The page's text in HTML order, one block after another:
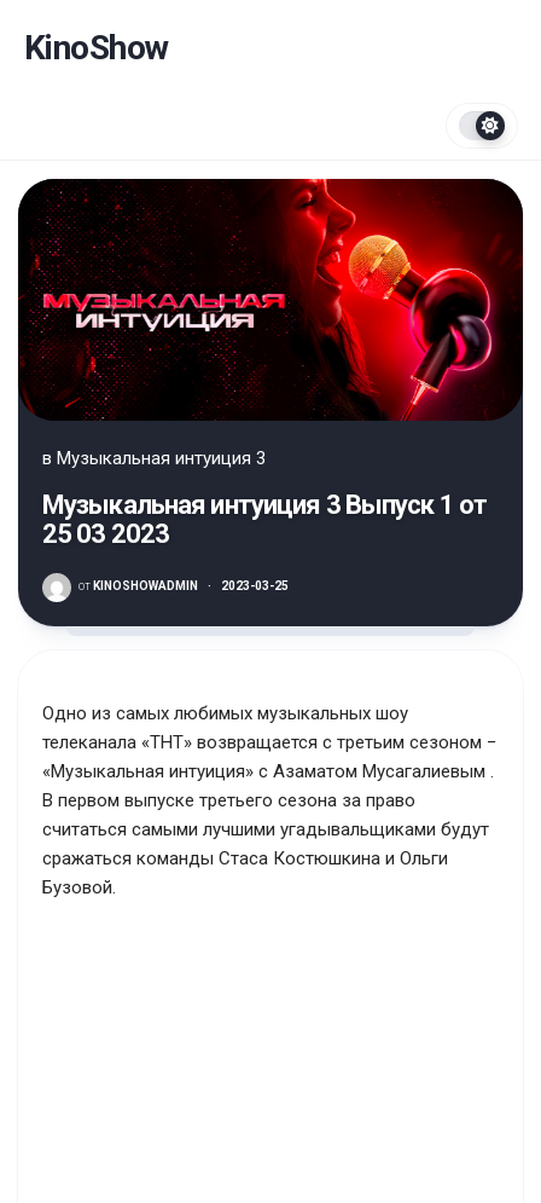
содержанию
KinoShow
в Музыкальная интуиция 3
Музыкальная интуиция 3 Выпуск 1 от
25 03 2023
от KINOSHOWADMIN · 2023-03-25
Одно из самых любимых музыкальных шоу
телеканала «ТНТ» возвращается с третьим сезоном −
«Музыкальная интуиция» с Азаматом Мусагалиевым .
В первом выпуске третьего сезона за право
считаться самыми лучшими угадывальщиками будут
сражаться команды Стаса Костюшкина и Ольги
Бузовой.